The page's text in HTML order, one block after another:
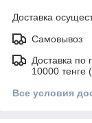
Доставка
Самовывоз
Доставка по
10000 тенге
Все условия